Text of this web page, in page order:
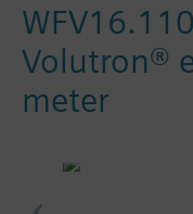
WFV16.110
Volutron®
meter